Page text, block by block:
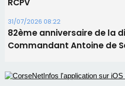
06/08/2026 15:04
Alata - Soirée Tango
Benedetto
05/08/2026 09:53
procession le 14 août